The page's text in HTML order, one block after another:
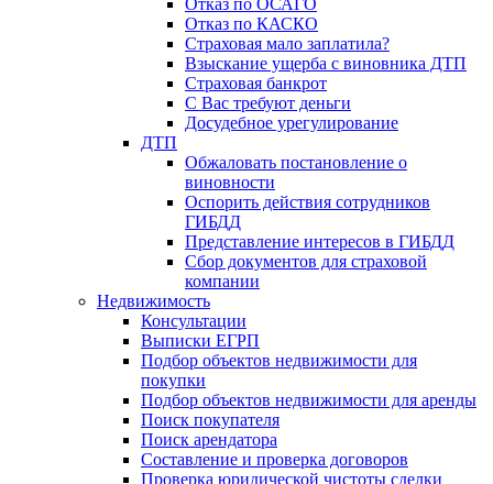
Отказ по ОСАГО
Отказ по КАСКО
Страховая мало заплатила?
Взыскание ущерба с виновника ДТП
Страховая банкрот
С Вас требуют деньги
Досудебное урегулирование
ДТП
Обжаловать постановление о
виновности
Оспорить действия сотрудников
ГИБДД
Представление интересов в ГИБДД
Сбор документов для страховой
компании
Недвижимость
Консультации
Выписки ЕГРП
Подбор объектов недвижимости для
покупки
Подбор объектов недвижимости для аренды
Поиск покупателя
Поиск арендатора
Составление и проверка договоров
Проверка юридической чистоты сделки